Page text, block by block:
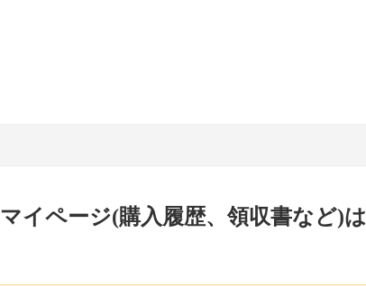
マイページ(購入履歴、領収書など)は